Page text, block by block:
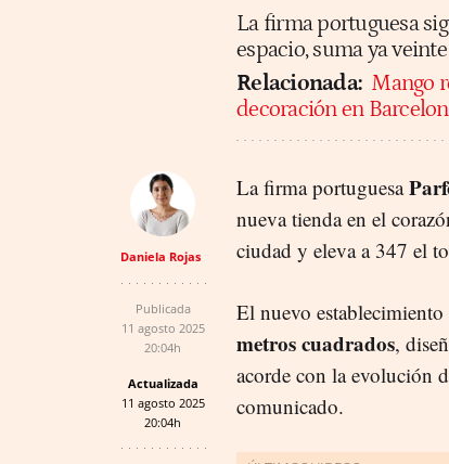
La firma portuguesa
espacio, suma ya
Relacionada: Mango
decoración en
Daniela Rojas
Publicada
11 agosto 2025
20:04h
Actualizada
11 agosto 2025
20:04h
La firma portuguesa
nueva tienda en el
ciudad y eleva a 347 el
El nuevo
metros cuadrados,
acorde con la evolución
comunicado.